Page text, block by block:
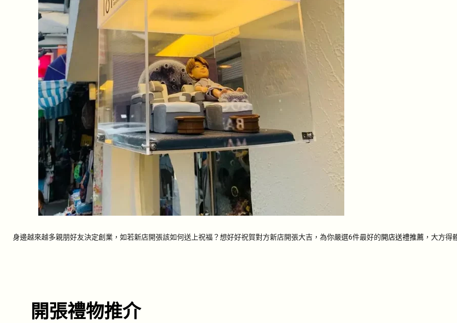
身邊越來越多親朋好友決定創業，如若新店開張該如何送上祝福？想好好祝賀對方新店開張大吉，為你嚴選6件最好的開店送禮推薦 ，大方得
開張禮物推介